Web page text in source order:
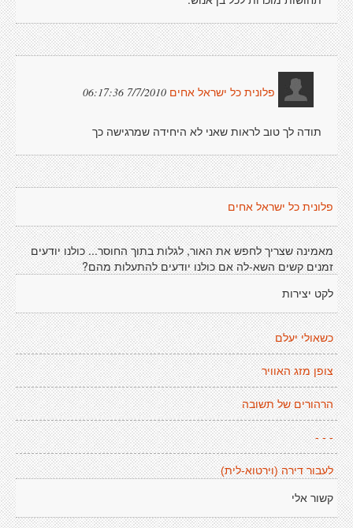
פלונית כל ישראל אחים 7/7/2010 06:17:36
תודה לך טוב לראות שאני לא היחידה שמרגישה כך
פלונית כל ישראל אחים
מאמינה שצריך לחפש את האור, לגלות בתוך החוסר... כולנו יודעים
זמנים קשים השא-לה אם כולנו יודעים להתעלות מהם?
לקט יצירות
כשאולי יעלם
צופן מזג האוויר
הרהורים של תשובה
- - -
לעבור דירה (וירטוא-לית)
קשור אלי